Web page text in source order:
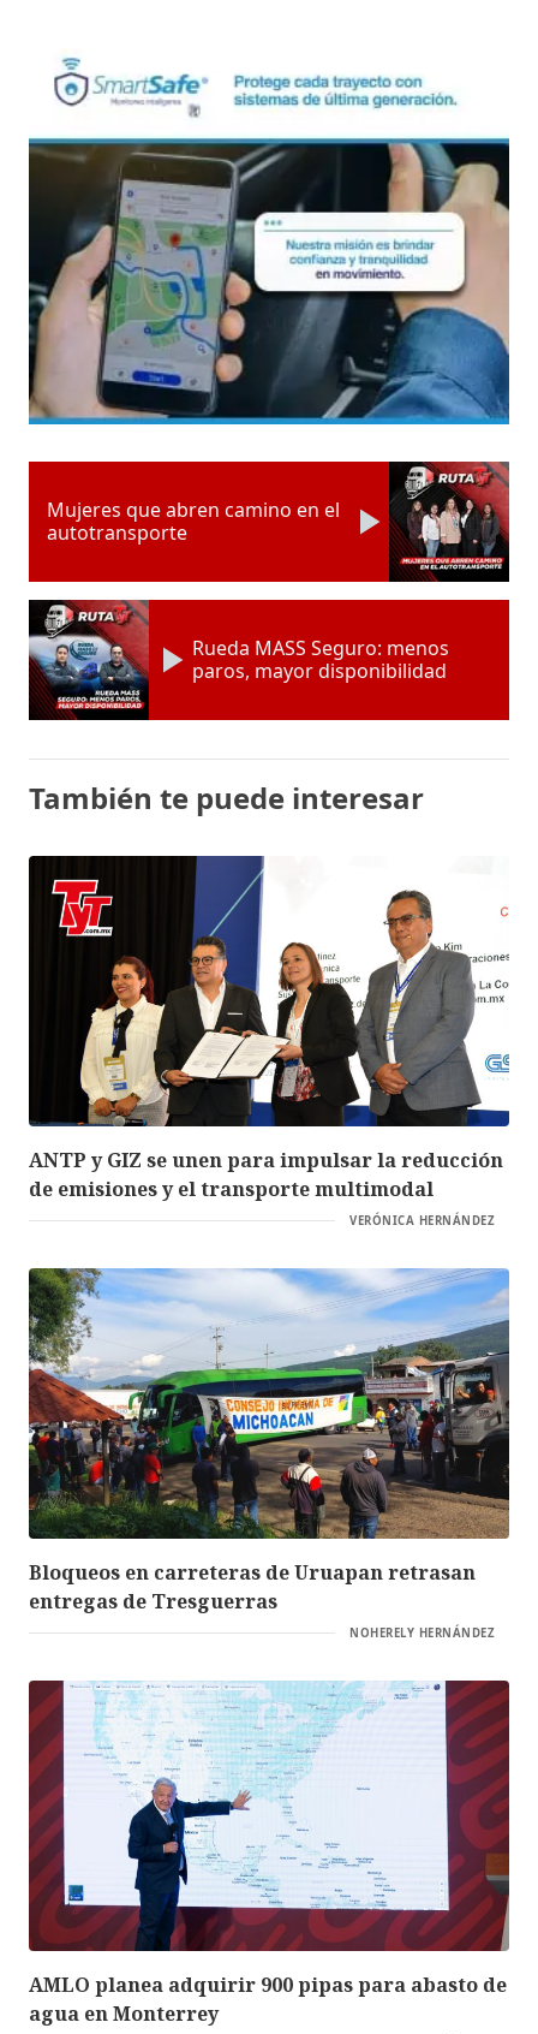
Mujeres que abren camino en el
autotransporte
Rueda MASS Seguro: menos
paros, mayor disponibilidad
También te puede interesar
ANTP y GIZ se unen para impulsar la reducción
de emisiones y el transporte multimodal
VERÓNICA HERNÁNDEZ
Bloqueos en carreteras de Uruapan retrasan
entregas de Tresguerras
NOHERELY HERNÁNDEZ
AMLO planea adquirir 900 pipas para abasto de
agua en Monterrey